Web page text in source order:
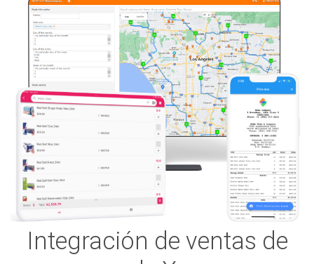
Integración de ventas de